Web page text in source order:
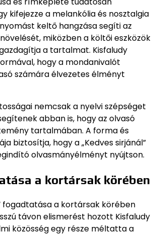
kifejezze a melankólia és nosztalgia
keltő hangzása segíti az
miközben a költői eszközök
a tartalmat. Kisfaludy
hogy a mondanivalót
számára élvezetes élményt
nemcsak a nyelvi szépséget
abban is, hogy az olvasó
tartalmában. A forma és
biztosítja, hogy a „Kedves sirjánál”
olvasmányélményt nyújtson.
a kortársak körében
fogadtatása a kortársak körében
távon elismerést hozott Kisfaludy
közösség egy része méltatta a